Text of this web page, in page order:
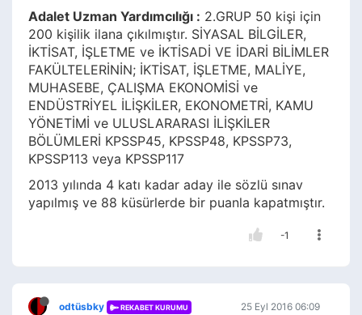
Adalet Uzman Yardımcılığı : 2.GRUP 50 kişi için
200 kişilik ilana çıkılmıştır. SİYASAL BİLGİLER,
İKTİSAT, İŞLETME ve İKTİSADİ VE İDARİ BİLİMLER
FAKÜLTELERİNİN; İKTİSAT, İŞLETME, MALİYE,
MUHASEBE, ÇALIŞMA EKONOMİSİ ve
ENDÜSTRİYEL İLİŞKİLER, EKONOMETRİ, KAMU
YÖNETİMİ ve ULUSLARARASI İLİŞKİLER
BÖLÜMLERİ KPSSP45, KPSSP48, KPSSP73,
KPSSP113 veya KPSSP117
2013 yılında 4 katı kadar aday ile sözlü sınav
yapılmış ve 88 küsürlerde bir puanla kapatmıştır.
-1
odtüsbky REKABET KURUMU 25 Eyl 2016 06:09